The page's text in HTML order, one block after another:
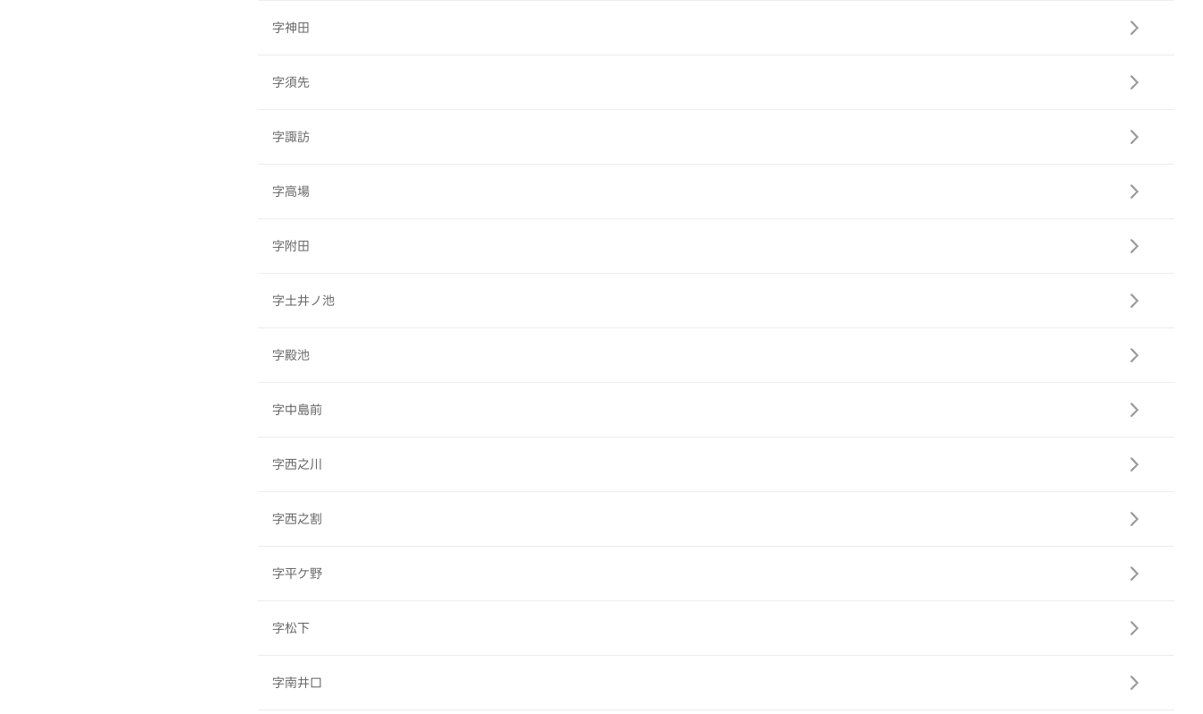
字神田
字須先
字諏訪
字高場
字附田
字土井ノ池
字殿池
字中島前
字西之川
字西之割
字平ケ野
字松下
字南井口